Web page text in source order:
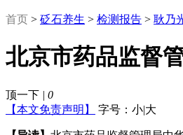
首页 > 砭石养生 > 检测报告 > 耿乃
北京市药品监督
顶一下 | 0
【本文免责声明】
字号： 小|大